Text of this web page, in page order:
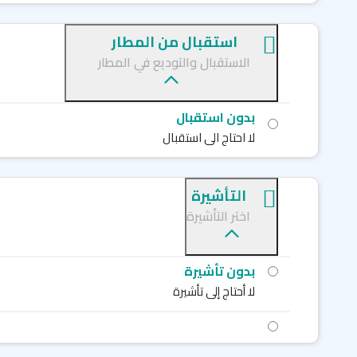
استقبال من المطار
الاستقبال والتوديع في المطار
بدون استقبال
لا احتاج الى استقبال
التأشيرة
اختر التأشيرة
بدون تأشيرة
لا أحتاج إلى تأشيرة